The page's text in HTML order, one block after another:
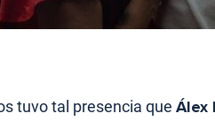
tuvo tal presencia que Álex